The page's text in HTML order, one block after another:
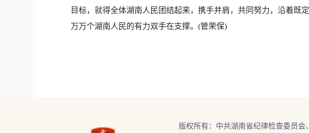
目标，就得全体湖南人民团结起来，携手并肩，共同努力，沿着
万万个湖南人民的有力双手在支撑。(管荣保)
版权所有：中共湖南省纪律检查委员会